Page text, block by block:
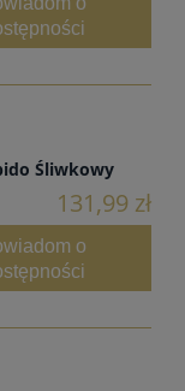
Śliwkowy
131,99 zł
o